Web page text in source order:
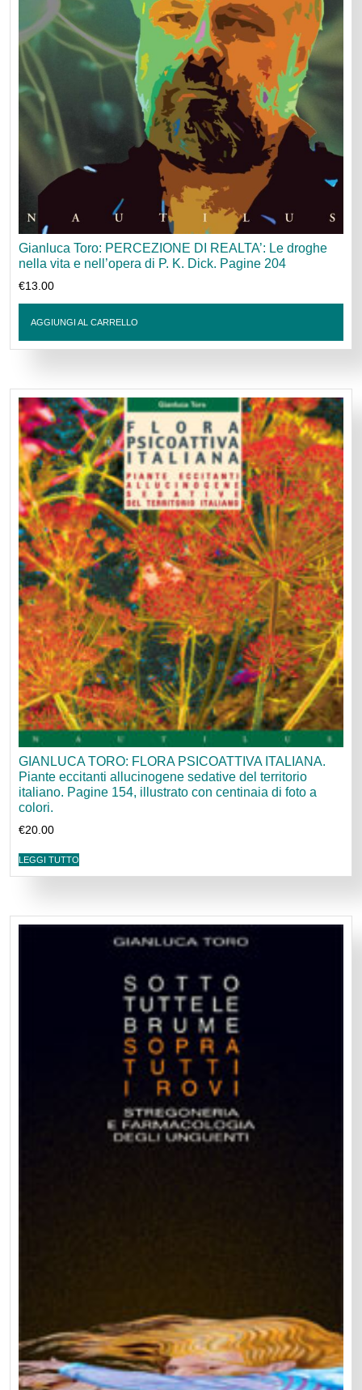
Gianluca Toro: PERCEZIONE DI REALTA’: Le droghe
nella vita e nell’opera di P. K. Dick. Pagine 204
€13.00
AGGIUNGI AL CARRELLO
GIANLUCA TORO: FLORA PSICOATTIVA ITALIANA.
Piante eccitanti allucinogene sedative del territorio
italiano. Pagine 154, illustrato con centinaia di foto a
colori.
€20.00
LEGGI TUTTO